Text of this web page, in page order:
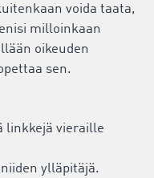
voida taata,
milloinkaan
oikeuden
sen.
linkkejä vieraille
ylläpitäjä.